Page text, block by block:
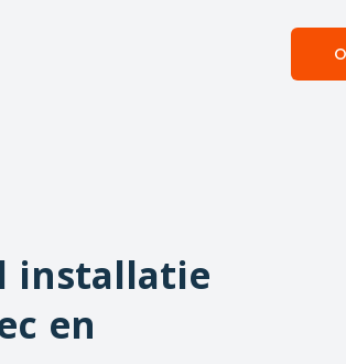
installatie
en